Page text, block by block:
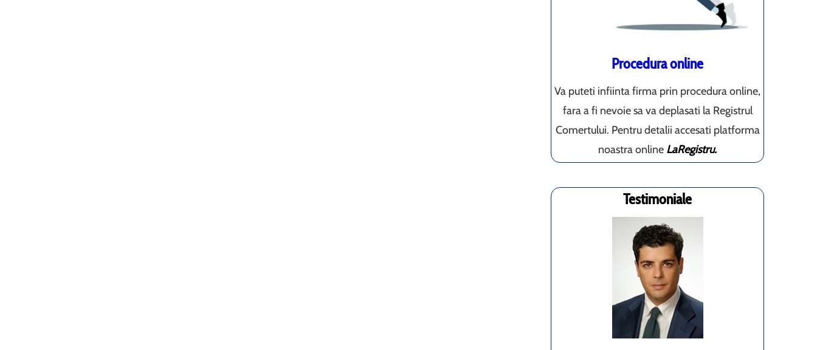
Procedura online
Va puteti infiinta firma prin procedura online,
fara a fi nevoie sa va deplasati la Registrul
Comertului. Pentru detalii accesati platforma
noastra online LaRegistru.
Testimoniale